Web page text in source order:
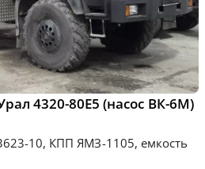
4320-80Е5 (насос ВК-6М)
10, КПП ЯМЗ-1105, емкость